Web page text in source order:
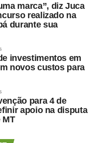
siglas haviam chegado
nas eleições.
mudança de última
de semanas de
vice. Antes de ser
uma pré-candidatura
contribuir com a
as críticas e
marca”, diz Juca
realizado na
durante sua
investimentos em
novos custos para
para 4 de
apoio na disputa
MT